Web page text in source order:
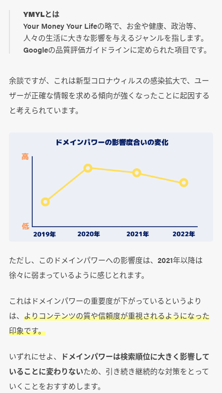
YMYLとは
Your Money Your Lifeの略で、お金や健康、政治等、
人々の生活に大きな影響を与えるジャンルを指します。
Googleの品質評価ガイドラインに定められた項目です。
余談ですが、これは新型コロナウィルスの感染拡大で、ユー
ザーが正確な情報を求める傾向が強くなったことに起因する
と考えられています。
ただし、このドメインパワーへの影響度は、2021年以降は
徐々に弱まっているように感じとれます。
これはドメインパワーの重要度が下がっているというより
は、 よりコンテンツの質や信頼度が重視されるようになった
印象です。
いずれにせよ、
ドメインパワーは検索順位に大きく影響して
いることに変わりないため、引き続き継続的な対策をとって
いくことをおすすめします。